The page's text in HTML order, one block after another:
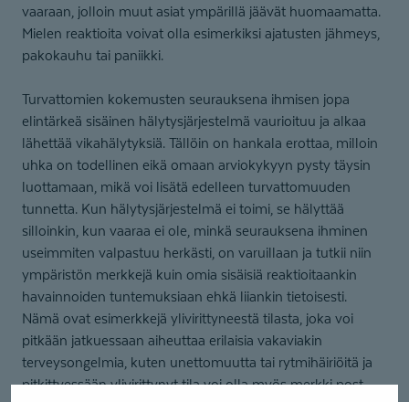
vaaraan, jolloin muut asiat ympärillä jäävät huomaamatta.
Mielen reaktioita voivat olla esimerkiksi ajatusten jähmeys,
pakokauhu tai paniikki.
Turvattomien kokemusten seurauksena ihmisen jopa
elintärkeä sisäinen hälytysjärjestelmä vaurioituu ja alkaa
lähettää vikahälytyksiä. Tällöin on hankala erottaa, milloin
uhka on todellinen eikä omaan arviokykyyn pysty täysin
luottamaan, mikä voi lisätä edelleen turvattomuuden
tunnetta. Kun hälytysjärjestelmä ei toimi, se hälyttää
silloinkin, kun vaaraa ei ole, minkä seurauksena ihminen
useimmiten valpastuu herkästi, on varuillaan ja tutkii niin
ympäristön merkkejä kuin omia sisäisiä reaktioitaankin
havainnoiden tuntemuksiaan ehkä liiankin tietoisesti.
Nämä ovat esimerkkejä ylivirittyneestä tilasta, joka voi
pitkään jatkuessaan aiheuttaa erilaisia vakaviakin
terveysongelmia, kuten unettomuutta tai rytmihäiriöitä ja
pitkittyessään ylivirittynyt tila voi olla myös merkki post-